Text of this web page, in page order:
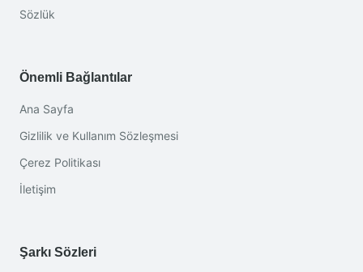
Sözlük
Önemli Bağlantılar
Ana Sayfa
Gizlilik ve Kullanım Sözleşmesi
Çerez Politikası
İletişim
Şarkı Sözleri